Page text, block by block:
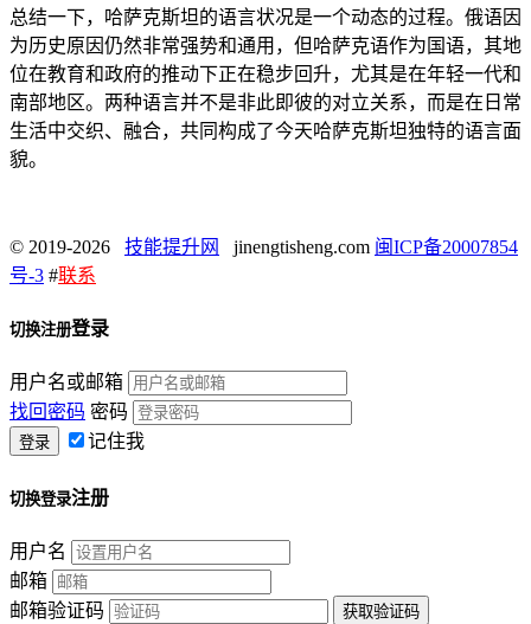
总结一下，哈萨克斯坦的语言状况是一个动态的过程。俄语因
为历史原因仍然非常强势和通用，但哈萨克语作为国语，其地
位在教育和政府的推动下正在稳步回升，尤其是在年轻一代和
南部地区。两种语言并不是非此即彼的对立关系，而是在日常
生活中交织、融合，共同构成了今天哈萨克斯坦独特的语言面
貌。
© 2019-2026 技能提升网 jinengtisheng.com 闽ICP备20007854
号-3 #联系
切换注册登录
用户名或邮箱
找回密码 密码
记住我
切换登录注册
用户名
邮箱
邮箱验证码